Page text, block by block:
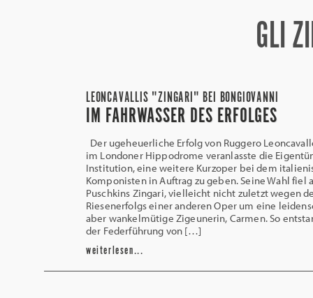
GLI
LEONCAVALLIS "ZINGARI" BEI BONGIOVANNI
IM FAHRWASSER DES ERFOLGES
Der ugeheuerliche Erfolg von Ruggero
im Londoner Hippodrome veranlasste die
Institution, eine weitere Kurzoper bei dem
Komponisten in Auftrag zu geben. Seine Wahl fiel
Puschkins Zingari, vielleicht nicht zuletzt wegen
Riesenerfolgs einer anderen Oper um eine
aber wankelmütige Zigeunerin, Carmen. So
der Federführung von […]
weiterlesen...